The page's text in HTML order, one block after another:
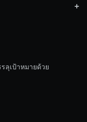
not evenly
ลุเป้าหมายด้วย